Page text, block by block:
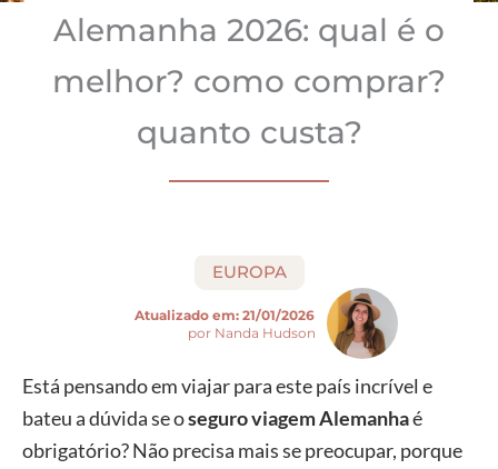
Alemanha 2026: qual é o
melhor? como comprar?
quanto custa?
EUROPA
Atualizado em: 21/01/2026
por Nanda Hudson
Está pensando em viajar para este país incrível e
bateu a dúvida se oseguro viagem Alemanhaé
obrigatório? Não precisa mais se preocupar, porque